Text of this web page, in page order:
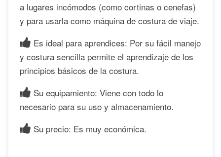
a lugares incómodos (como cortinas o cenefas)
y para usarla como máquina de costura de viaje.
Es ideal para aprendices: Por su fácil manejo
y costura sencilla permite el aprendizaje de los
principios básicos de la costura.
Su equipamiento: Viene con todo lo
necesario para su uso y almacenamiento.
Su precio: Es muy económica.